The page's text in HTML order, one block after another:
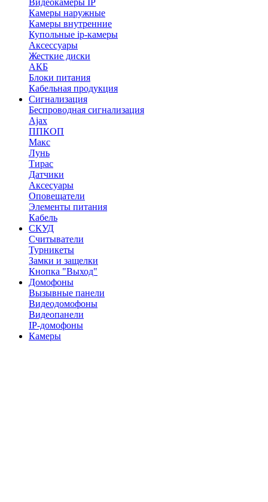
Видеокамеры IP
Камеры наружные
Камеры внутренние
Купольные ip-камеры
Аксессуары
Жесткие диски
АКБ
Блоки питания
Кабельная продукция
Сигнализация
Беспроводная сигнализация
Ajax
ППКОП
Макс
Лунь
Тирас
Датчики
Аксесуары
Оповещатели
Элементы питания
Кабель
СКУД
Считыватели
Турникеты
Замки и защелки
Кнопка "Выход"
Домофоны
Вызывные панели
Видеодомофоны
Видеопанели
IP-домофоны
Камеры